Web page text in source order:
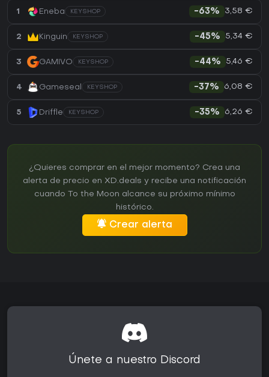
1 Eneba KEYSHOP -63% 3,58 €
2 Kinguin KEYSHOP -45% 5,34 €
3 GAMIVO KEYSHOP -44% 5,46 €
4 Gameseal KEYSHOP -37% 6,08 €
5 Driffle KEYSHOP -35% 6,26 €
¿Quieres comprar en el mejor momento? Crea una
alerta de precio en XD.deals y recibe una notificación
cuando To the Moon alcance su próximo mínimo
histórico.
Crear alerta
Únete a nuestro Discord